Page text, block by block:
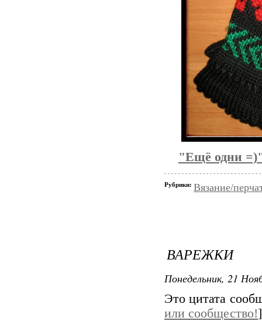
"Ещё одни
Рубрики: Вязание/
ВАРЕЖКИ
Понедельник, 21
Это цитата
или сообщество!]